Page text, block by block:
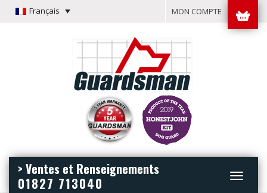
Français MON COMPTE
Toggle
> Ventes et Renseignements
01827 713040